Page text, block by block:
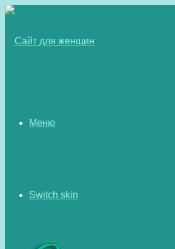
Меню
Switch skin